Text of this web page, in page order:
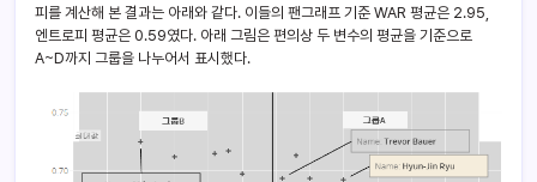
피를 계산해 본 결과는 아래와 같다. 이들의 팬그래프 기준 WAR 평균은 2.95,
엔트로피 평균은 0.59였다. 아래 그림은 편의상 두 변수의 평균을 기준으로
A~D까지 그룹을 나누어서 표시했다.